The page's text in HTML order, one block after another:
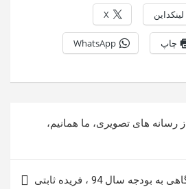
لینکداین X
چاپ WhatsApp
رسانه های تصویری، ما همانیم،
به بودجه سال 94 ، فریده ثابتی